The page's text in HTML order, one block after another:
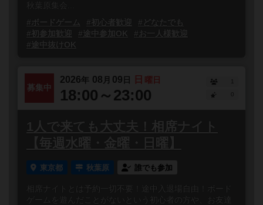
秋葉原集会...
#ボードゲーム
#初心者歓迎
#どなたでも
#初参加歓迎
#途中参加OK
#お一人様歓迎
#途中抜けOK
募集中
2026年 08 月 09 日 日 曜日
18:00～23:00
1
1人で来ても大丈夫！相席ナイト
【毎週水曜・金曜・日曜】
東京都 秋葉原 誰でも参加
相席ナイトとは予約一切不要！途中入退場自由！ボード
ゲームを遊んだことがないという初心者の方や、お友達